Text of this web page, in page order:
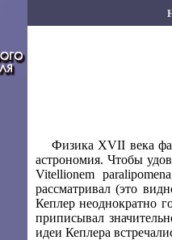
Физика XVII века
астрономия. Чтобы
Vitellionem
рассматривал (это
Кеплер неоднократно
приписывал
идеи Кеплера